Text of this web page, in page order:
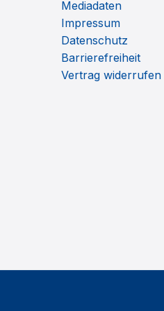
Mediadaten
Impressum
Datenschutz
Barrierefreiheit
Vertrag widerrufen